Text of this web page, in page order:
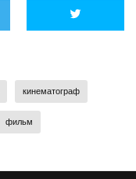
кинематограф
фильм